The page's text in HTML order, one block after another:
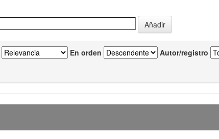
En orden Autor/registro